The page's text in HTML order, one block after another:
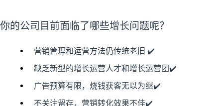
你的公司目前面临了哪些增长问题呢？
营销管理和运营方法仍传统老旧 ✔️
缺乏新型的增长运营人才和增长运营团✔️
广告预算有限，烧钱获客无以为继✔️
不关注留存，营销转化效果不佳✔️